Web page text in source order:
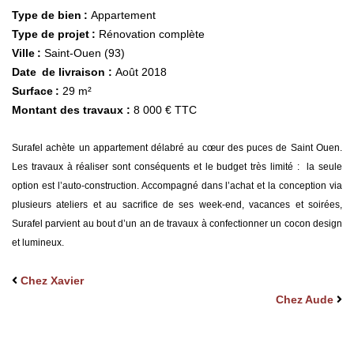
Type de bien : Appartement
Type de projet : Rénovation complète
Ville : Saint-Ouen (93)
Date de livraison : Août 2018
Surface : 29 m²
Montant des travaux : 8 000 € TTC
Surafel achète un appartement délabré au cœur des puces de Saint Ouen.
Les travaux à réaliser sont conséquents et le budget très limité : la seule
option est l’auto-construction. Accompagné dans l’achat et la conception via
plusieurs ateliers et au sacrifice de ses week-end, vacances et soirées,
Surafel parvient au bout d’un an de travaux à confectionner un cocon design
et lumineux.
Chez Xavier
Chez Aude